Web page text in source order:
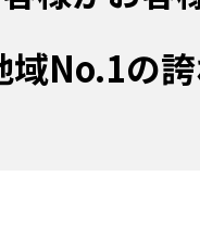
域No.1の